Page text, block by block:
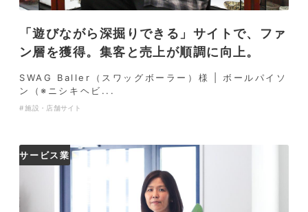
「遊びながら深掘りできる」サイトで、ファ
ン層を獲得。集客と売上が順調に向上。
SWAG Baller（スワッグボーラー）様 | ボールパイソ
ン（※ニシキヘビ...
施設・店舗サイト
サービス業